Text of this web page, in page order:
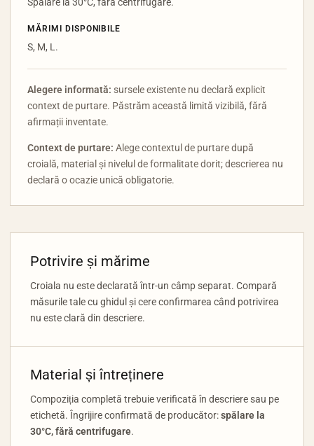
MĂRIMI DISPONIBILE
S, M, L.
Alegere informată: sursele existente nu declară explicit
context de purtare. Păstrăm această limită vizibilă, fără
afirmații inventate.
Context de purtare: Alege contextul de purtare după
croială, material și nivelul de formalitate dorit; descrierea nu
declară o ocazie unică obligatorie.
Potrivire și mărime
Croiala nu este declarată într-un câmp separat. Compară
măsurile tale cu ghidul și cere confirmarea când potrivirea
nu este clară din descriere.
Material și întreținere
Compoziția completă trebuie verificată în descriere sau pe
etichetă. Îngrijire confirmată de producător:spălare la
30°C, fără centrifugare.